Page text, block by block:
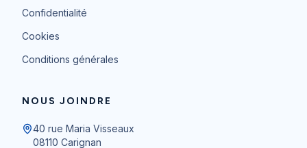
Confidentialité
Cookies
Conditions générales
NOUS JOINDRE
40 rue Maria Visseaux
08110 Carignan